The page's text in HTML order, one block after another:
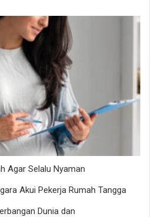
Agar Selalu Nyaman
Akui Pekerja Rumah Tangga
Dunia dan